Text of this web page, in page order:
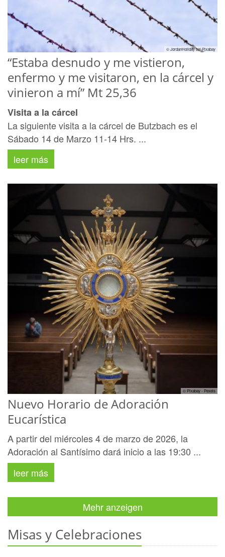
© JordanHoliday bei Pixabay
“Estaba desnudo y me vistieron,
enfermo y me visitaron, en la cárcel y
vinieron a mí” Mt 25,36
Visita a la cárcel
La siguiente visita a la cárcel de Butzbach es el
Sábado 14 de Marzo 11-14 Hrs. ...
leer más
© Pixabay - Pexels
Nuevo Horario de Adoración
Eucarística
A partir del miércoles 4 de marzo de 2026, la
Adoración al Santísimo dará inicio a las 19:30 ...
leer más
Mehr anzeigen
Misas y Celebraciones